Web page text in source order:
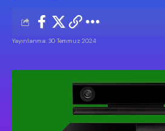
Yayınlanma: 30 Temmuz 2024